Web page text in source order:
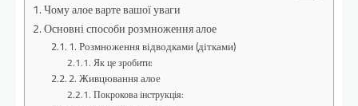
Чому алое варте вашої уваги
Основні способи розмноження алое
1. Розмноження відводками (дітками)
Як це зробити:
2. Живцювання алое
Покрокова інструкція: